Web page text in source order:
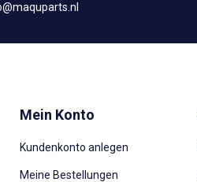
Mein Konto
Kundenkonto anlegen
Meine Bestellungen